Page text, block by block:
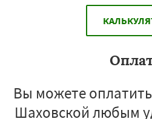
Вы можете
Шаховской любым